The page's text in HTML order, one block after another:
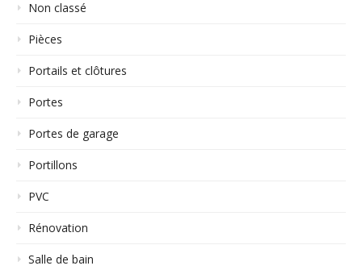
Non classé
Pièces
Portails et clôtures
Portes
Portes de garage
Portillons
PVC
Rénovation
Salle de bain